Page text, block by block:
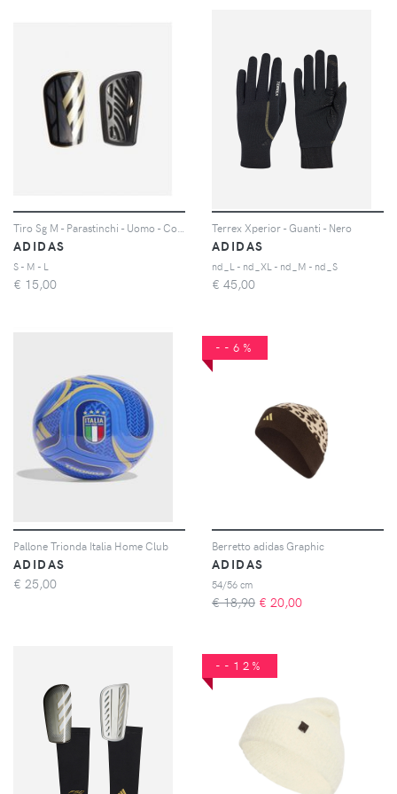
ADIDAS
S - M - L
€ 15,00
Terrex Xperior - Guanti - Nero
ADIDAS
nd_L - nd_XL - nd_M - nd_S
€ 45,00
Pallone Trionda Italia Home Club
ADIDAS
€ 25,00
--6%
Berretto adidas Graphic
ADIDAS
54/56 cm
€ 18,90 € 20,00
--12%